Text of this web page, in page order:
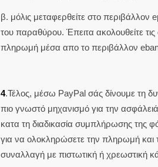
β. μόλις μεταφερθείτε στο
του παραθύρου. Έπειτα ακολουθείτε
πληρωμή μέσα απο το περιβάλλον
4.Τέλος, μέσω PayPal σάς δίνουμε τη
πιο γνωστό μηχανισμό για την
κατα τη διαδικασία συμπλήρωσης της
για να ολοκληρώσετε την πληρωμή και
συναλλαγή με πιστωτική ή χρεωστική